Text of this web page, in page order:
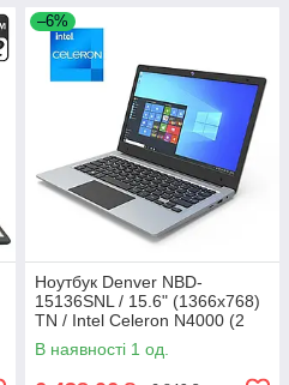
–6%
Ноутбук Denver NBD-
15136SNL / 15.6" (1366x768)
TN / Intel Celeron N4000 (2
ядра по 1.1 - 2.6 GHz) / 4 GB
DDR4 / 128 GB SSD M.2 /
В наявності 1 од.